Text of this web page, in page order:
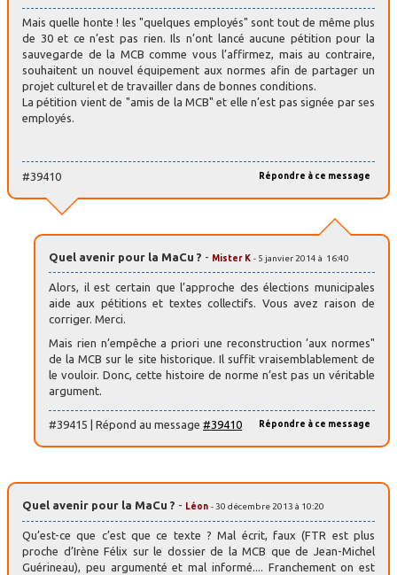
Mais quelle honte ! les "quelques employés" sont tout de même plus
de 30 et ce n’est pas rien. Ils n’ont lancé aucune pétition pour la
sauvegarde de la MCB comme vous l’affirmez, mais au contraire,
souhaitent un nouvel équipement aux normes afin de partager un
projet culturel et de travailler dans de bonnes conditions.
La pétition vient de "amis de la MCB" et elle n’est pas signée par ses
employés.
Répondre à ce message
#39410
Quel avenir pour la MaCu ? - Mister K - 5 janvier 2014 à 16:40
Alors, il est certain que l’approche des élections municipales
aide aux pétitions et textes collectifs. Vous avez raison de
corriger. Merci.
Mais rien n’empêche a priori une reconstruction ’aux normes"
de la MCB sur le site historique. Il suffit vraisemblablement de
le vouloir. Donc, cette histoire de norme n’est pas un véritable
argument.
Répondre à ce message
#39415 | Répond au message #39410
Quel avenir pour la MaCu ? - Léon - 30 décembre 2013 à 10:20
Qu’est-ce que c’est que ce texte ? Mal écrit, faux (FTR est plus
proche d’Irène Félix sur le dossier de la MCB que de Jean-Michel
Guérineau), peu argumenté et mal informé.... Franchement on est